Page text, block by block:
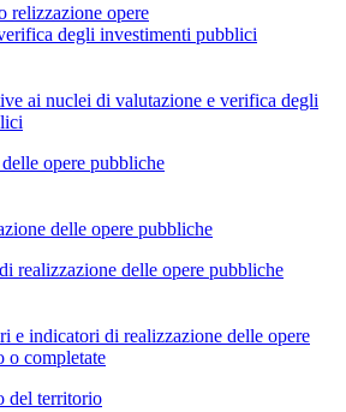
relizzazione opere
degli investimenti pubblici
ai nuclei di valutazione e verifica degli
opere pubbliche
delle opere pubbliche
realizzazione delle opere pubbliche
e indicatori di realizzazione delle opere
o completate
del territorio